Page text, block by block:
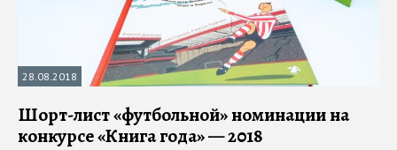
28.08.2018
Шорт-лист «футбольной» номинации на
конкурсе «Книга года» — 2018